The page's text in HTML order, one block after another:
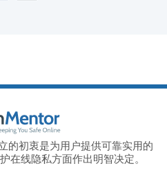
的初衷是为用户提供可靠实用的
在线隐私方面作出明智决定。